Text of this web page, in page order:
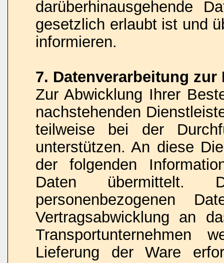
darüberhinausgehende
gesetzlich erlaubt ist und
informieren.
7. Datenverarbeitung
Zur Abwicklung Ihrer
nachstehenden
teilweise bei der
unterstützen. An diese
der folgenden
Daten übermittelt.
personenbezogenen
Vertragsabwicklung an
Transportunternehmen
Lieferung der Ware